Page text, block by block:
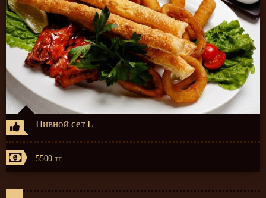
Пивной сет L
5500 тг.